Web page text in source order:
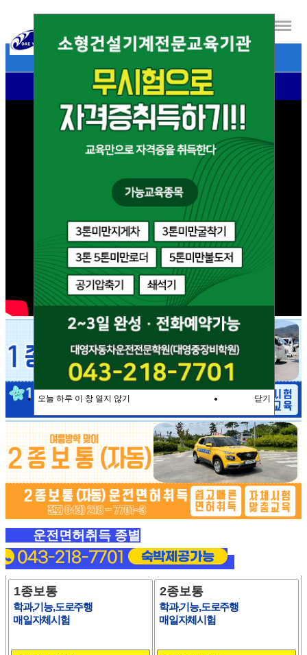
- 대영자동차운전전문학원 소개영상 -
운전면허취득 종별
1종보통
학과,기능,도로주행
매일자체시험
2종보통
학과,기능,도로주행
매일자체시험
오늘 하루 이 창 열지 않기 닫기